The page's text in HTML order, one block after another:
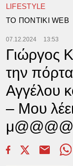
LIFESTYLE
TΟ ΠΟΝΤΙΚΙ WEB
07.12.2024 13:53
Γιώργος
την
Αγγέλου
– Μου